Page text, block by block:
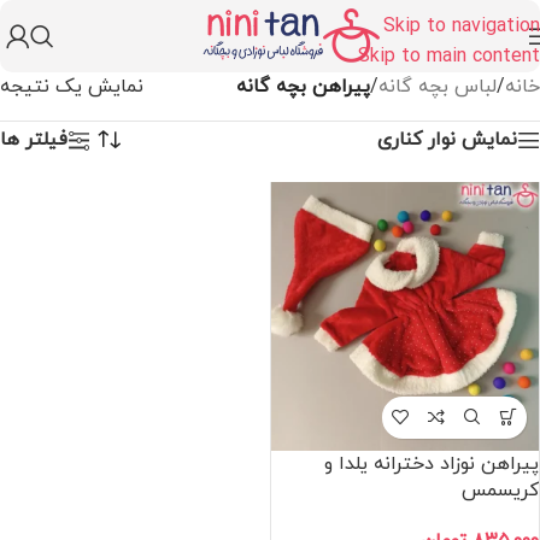
Skip to navigation
Skip to main content
خانه/لباس بچه گانه/پیراهن بچه گانه
نمایش یک نتیجه
نمایش نوار کناری
فیلتر ها
پیراهن نوزاد دخترانه یلدا و
کریسمس